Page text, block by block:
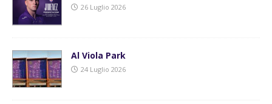
26 Luglio 2026
Al Viola Park
24 Luglio 2026